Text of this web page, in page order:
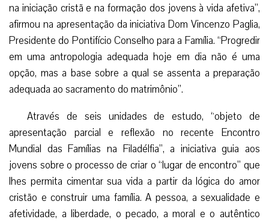
na iniciação cristã e na formação dos jovens à vida afetiva”,
afirmou na apresentação da iniciativa Dom Vincenzo Paglia,
Presidente do Pontifício Conselho para a Família. “Progredir
em uma antropologia adequada hoje em dia não é uma
opção, mas a base sobre a qual se assenta a preparação
adequada ao sacramento do matrimônio”.
Através de seis unidades de estudo, “objeto de
apresentação parcial e reflexão no recente Encontro
Mundial das Famílias na Filadélfia”, a iniciativa guia aos
jovens sobre o processo de criar o “lugar de encontro” que
lhes permita cimentar sua vida a partir da lógica do amor
cristão e construir uma família. A pessoa, a sexualidade e
afetividade, a liberdade, o pecado, a moral e o autêntico